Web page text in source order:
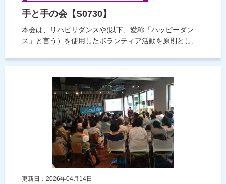
手と手の会【S0730】
本会は、リハビリダンスや(以下、愛称「ハッピーダン
ス」と言う）を使用したボランティア活動を原則とし、...
更新日：2026年04月14日